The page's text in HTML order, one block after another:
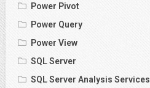
Power Pivot
Power Query
Power View
SQL Server
SQL Server Analysis Services